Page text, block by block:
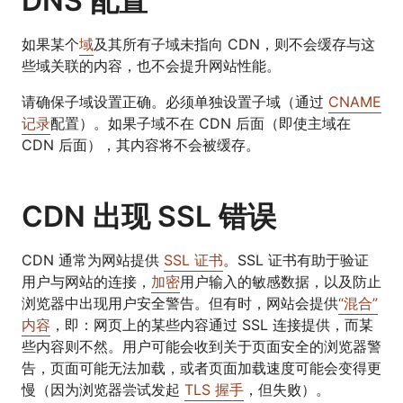
如果某个域及其所有子域未指向 CDN，则不会缓存与这
些域关联的内容，也不会提升网站性能。
请确保子域设置正确。必须单独设置子域（通过 CNAME
记录配置）。如果子域不在 CDN 后面（即使主域在
CDN 后面），其内容将不会被缓存。
CDN 出现 SSL 错误
CDN 通常为网站提供 SSL 证书。SSL 证书有助于验证
用户与网站的连接， 加密用户输入的敏感数据，以及防止
浏览器中出现用户安全警告。但有时，网站会提供“混合”
内容 ，即：网页上的某些内容通过 SSL 连接提供，而某
些内容则不然。用户可能会收到关于页面安全的浏览器警
告，页面可能无法加载，或者页面加载速度可能会变得更
慢（因为浏览器尝试发起 TLS 握手 ，但失败）。